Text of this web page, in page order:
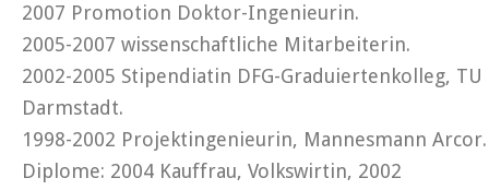
2007 Promotion Doktor-Ingenieurin.
2005-2007 wissenschaftliche Mitarbeiterin.
2002-2005 Stipendiatin DFG-Graduiertenkolleg, TU
Darmstadt.
1998-2002 Projektingenieurin, Mannesmann Arcor.
Diplome: 2004 Kauffrau, Volkswirtin, 2002